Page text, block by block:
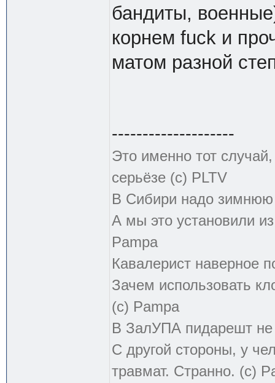
бандиты,
корнем fuck и
матом разной
--------------------
Это именно тот
серьёзе (с) PLTV
В Сибири надо зимнюю
А мы это установили
Pampa
Кавалерист наверное
Зачем использовать
(с) Pampa
В ЗалУПА пидарешт не
С другой стороны, у
травмат. Странно. (с)